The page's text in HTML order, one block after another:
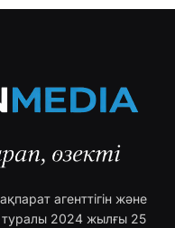
агенттігін және
2024 жылғы 25